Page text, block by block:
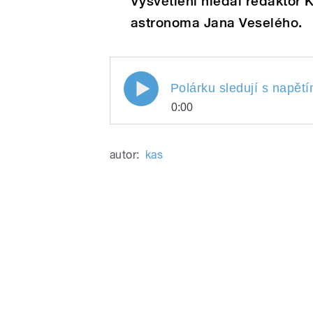
astronoma Jana Veselého.
Polárku sledují s napětím
Planetáriu
Polárku sledují s
0:00
Královéhradecké
autor: kas